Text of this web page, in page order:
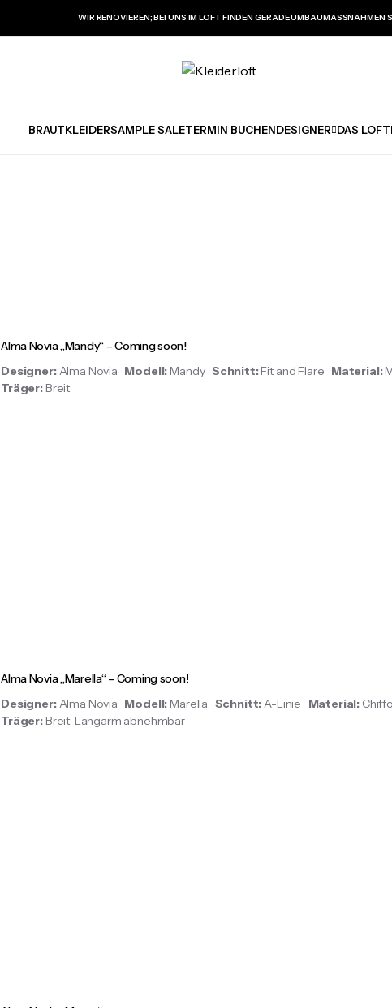
WIR RENOVIEREN; BEI UNS IM LOFT FINDEN GERADE UMBAUMASSNAHMEN
BRAUTKLEIDERSAMPLE SALETERMIN BUCHENDESIGNER DAS LOFT
Alma Novia „Mandy“ – Coming soon!
Designer: Alma Novia Modell: Mandy Schnitt:Fit and Flare Material:
Träger: Breit
Alma Novia „Marella“ – Coming soon!
Designer: Alma Novia Modell: Marella Schnitt: A-Linie Material:
Träger: Breit, Langarm abnehmbar